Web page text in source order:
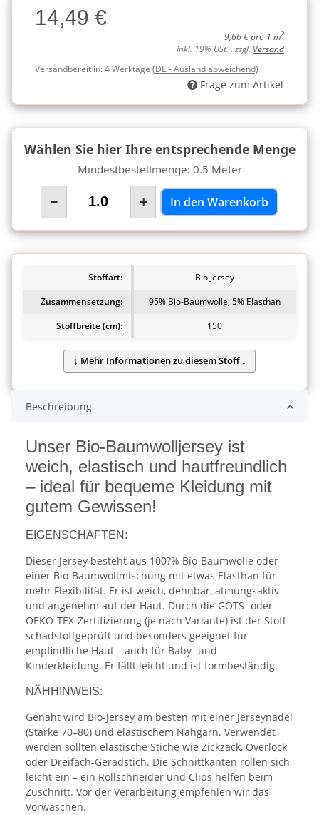
Charge14,49 €
9,66 € pro 1 m2
inkl. 19% USt. , zzgl. Versand
Versandbereit in:4 Werktage (DE - Ausland abweichend)
Frage zum Artikel
Wählen Sie hier Ihre entsprechende Menge
Mindestbestellmenge: 0.5 Meter
− + In den Warenkorb
Stoffart:
Bio Jersey
Zusammensetzung:
95% Bio-Baumwolle, 5% Elasthan
Stoffbreite (cm):
150
Beschreibung
Unser Bio-Baumwolljersey ist
weich, elastisch und hautfreundlich
– ideal für bequeme Kleidung mit
gutem Gewissen!
EIGENSCHAFTEN:
Dieser Jersey besteht aus 100?% Bio-Baumwolle oder
einer Bio-Baumwollmischung mit etwas Elasthan für
mehr Flexibilität. Er ist weich, dehnbar, atmungsaktiv
und angenehm auf der Haut. Durch die GOTS- oder
OEKO-TEX-Zertifizierung (je nach Variante) ist der Stoff
schadstoffgeprüft und besonders geeignet für
empfindliche Haut – auch für Baby- und
Kinderkleidung. Er fällt leicht und ist formbeständig.
NÄHHINWEIS:
Genäht wird Bio-Jersey am besten mit einer Jerseynadel
(Stärke 70–80) und elastischem Nähgarn. Verwendet
werden sollten elastische Stiche wie Zickzack, Overlock
oder Dreifach-Geradstich. Die Schnittkanten rollen sich
leicht ein – ein Rollschneider und Clips helfen beim
Zuschnitt. Vor der Verarbeitung empfehlen wir das
Vorwaschen.